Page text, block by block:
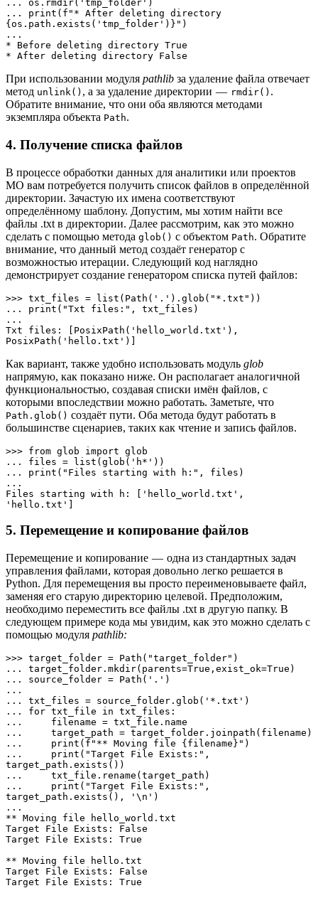
... os.rmdir('tmp_folder')
... print(f"* After deleting directory
{os.path.exists('tmp_folder')}")
...
* Before deleting directory True
* After deleting directory False
При использовании модуля pathlib за удаление файла отвечает
метод unlink() , а за удаление директории — rmdir() .
Обратите внимание, что они оба являются методами
экземпляра объекта Path.
4. Получение списка файлов
В процессе обработки данных для аналитики или проектов
МО вам потребуется получить список файлов в определённой
директории. Зачастую их имена соответствуют
определённому шаблону. Допустим, мы хотим найти все
файлы .txt в директории. Далее рассмотрим, как это можно
сделать с помощью метода glob() с объектом Path. Обратите
внимание, что данный метод создаёт генератор с
возможностью итерации. Следующий код наглядно
демонстрирует создание генератором списка путей файлов:
>>> txt_files = list(Path('.').glob("*.txt"))
... print("Txt files:", txt_files)
...
Txt files: [PosixPath('hello_world.txt'),
PosixPath('hello.txt')]
Как вариант, также удобно использовать модуль glob
напрямую, как показано ниже. Он располагает аналогичной
функциональностью, создавая списки имён файлов, с
которыми впоследствии можно работать. Заметьте, что
Path.glob() создаёт пути. Оба метода будут работать в
большинстве сценариев, таких как чтение и запись файлов.
>>> from glob import glob
... files = list(glob('h*'))
... print("Files starting with h:", files)
...
Files starting with h: ['hello_world.txt',
'hello.txt']
5. Перемещение и копирование файлов
Перемещение и копирование — одна из стандартных задач
управления файлами, которая довольно легко решается в
Python. Для перемещения вы просто переименовываете файл,
заменяя его старую директорию целевой. Предположим,
необходимо переместить все файлы .txt в другую папку. В
следующем примере кода мы увидим, как это можно сделать с
помощью модуля pathlib:
>>> target_folder = Path("target_folder")
... target_folder.mkdir(parents=True,exist_ok=True)
... source_folder = Path('.')
...
... txt_files = source_folder.glob('*.txt')
... for txt_file in txt_files:
...     filename = txt_file.name
...     target_path = target_folder.joinpath(filename)
...     print(f"** Moving file {filename}")
...     print("Target File Exists:",
target_path.exists())
...     txt_file.rename(target_path)
...     print("Target File Exists:",
target_path.exists(), '\n')
...
** Moving file hello_world.txt
Target File Exists: False
Target File Exists: True
** Moving file hello.txt
Target File Exists: False
Target File Exists: True